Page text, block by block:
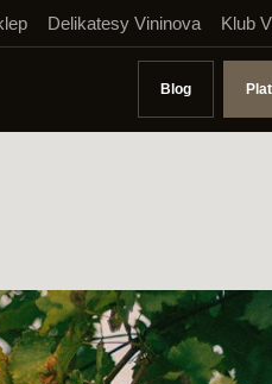
Delikatesy Vininova Klub
Blog